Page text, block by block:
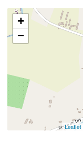
+
−
Leaflet